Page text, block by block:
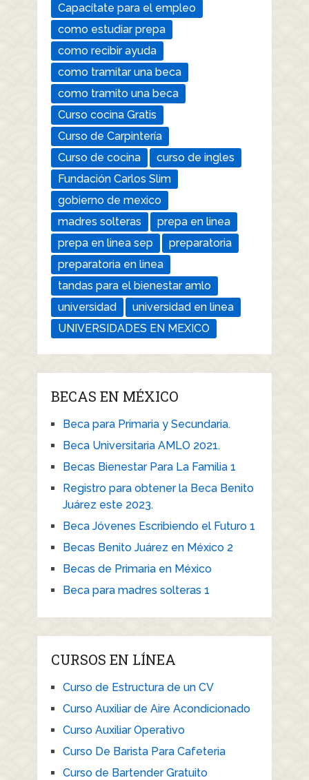
Capacítate para el empleo
como estudiar prepa
como recibir ayuda
como tramitar una beca
como tramito una beca
Curso cocina Gratis
Curso de Carpintería
Curso de cocina
curso de ingles
Fundación Carlos Slim
gobierno de mexico
madres solteras
prepa en linea
prepa en linea sep
preparatoria
preparatoria en linea
tandas para el bienestar amlo
universidad
universidad en linea
UNIVERSIDADES EN MEXICO
BECAS EN MÉXICO
Beca para Primaria y Secundaria.
Beca Universitaria AMLO 2021.
Becas Bienestar Para La Familia 1
Registro para obtener la Beca Benito
Juárez este 2023.
Beca Jóvenes Escribiendo el Futuro 1
Becas Benito Juárez en México 2
Becas de Primaria en México
Beca para madres solteras 1
CURSOS EN LÍNEA
Curso de Estructura de un CV
Curso Auxiliar de Aire Acondicionado
Curso Auxiliar Operativo
Curso De Barista Para Cafeteria
Curso de Bartender Gratuito